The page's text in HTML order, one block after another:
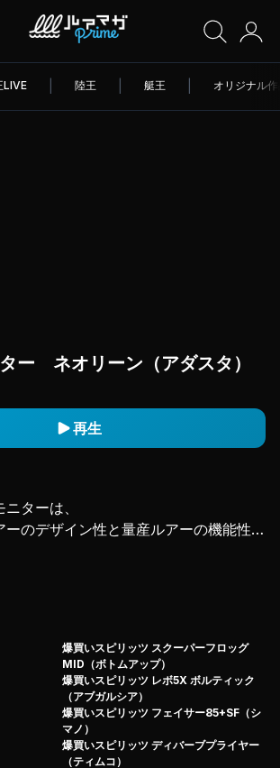
LIVE 陸王 艇王 オリジナル
ー ネオリーン（アダスタ）
再生
ターは、
のデザイン性と量産ルアーの機能性を
アダスタが限定販売しているポッパー
イムオリジナルカラー「スモールマウ
けするぞ！
ザインはアダスタの真骨頂。細かい造形
ヤー構造からくる、
がりは、単なるルアーの枠を超えた造形
爆買いスピリッツ スクーパーフロッグ
MID（ボトムアップ）
爆買いスピリッツ レボ5X ボルティック
（アブガルシア）
爆買いスピリッツ フェイサー85+SF（シ
マノ）
爆買いスピリッツ ディバーブプライヤー
（ティムコ）